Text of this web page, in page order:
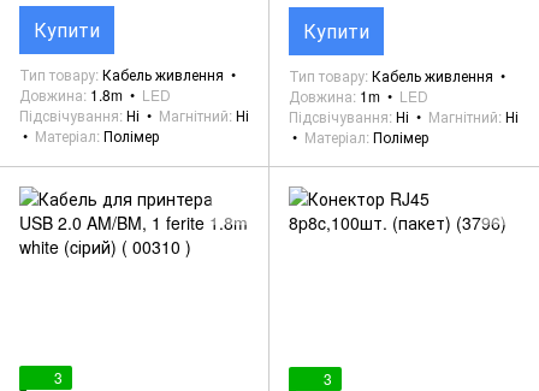
Купити
Тип товару Кабель живлення
Довжина 1.8m
LED
Підсвічування Ні Магнітний Ні
Матеріал Полімер
Купити
Тип товару Кабель живлення
Довжина 1m
LED
Підсвічування Ні Магнітний Ні
Матеріал Полімер
3
3